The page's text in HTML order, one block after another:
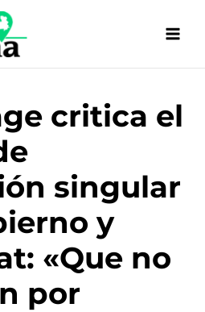
critica el
singular
y
«Que no
por